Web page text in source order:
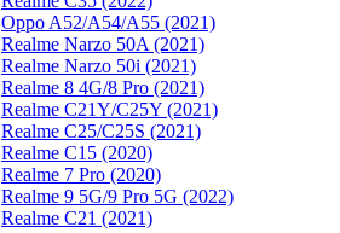
Oppo A52/A54/A55 (2021)
Realme Narzo 50A (2021)
Realme Narzo 50i (2021)
Realme 8 4G/8 Pro (2021)
Realme C21Y/C25Y (2021)
Realme C25/C25S (2021)
Realme C15 (2020)
Realme 7 Pro (2020)
Realme 9 5G/9 Pro 5G (2022)
Realme C21 (2021)